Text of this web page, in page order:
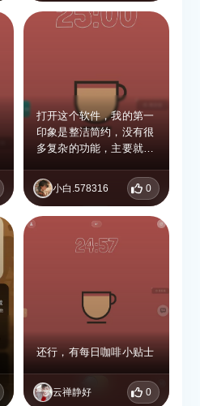
氛围特别好。计时结束的
提示音也很温和，不突
别有成就感，不知不觉就
坚持下来了。数据统计清
晰，能看到每天、每周的
进度，养成习惯很轻松。
免费版基础功能足够日常
用，高级版有更多音效、
专属动画和详细数据，买
断制价格合理，喜欢个性
化体验可以试试。 整体
很适合喜欢咖啡、需要仪
式感的人，把专注变成了
打开这个软件，我的第一
印象是整洁简约，没有很
多复杂的功能，主要就是
小白.578316 0
还行，有每日咖啡小贴士
云禅静好 0